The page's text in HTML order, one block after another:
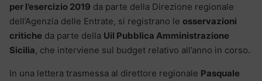
per l’esercizio 2019 da parte della Direzione regionale
dell’Agenzia delle Entrate, si registrano le osservazioni
critiche da parte della Uil Pubblica Amministrazione
Sicilia, che interviene sul budget relativo all’anno in corso.
In una lettera trasmessa al direttore regionale Pasquale